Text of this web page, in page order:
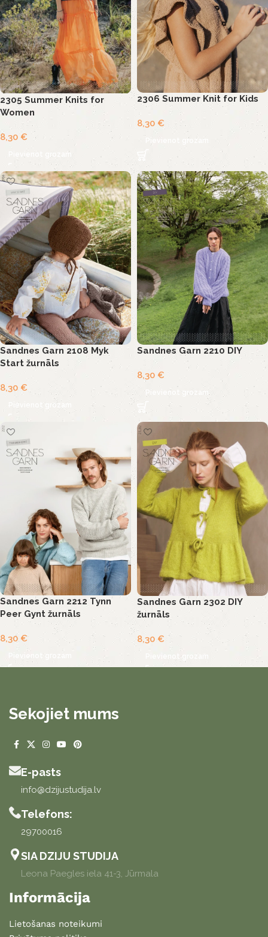
2305 Summer Knits for
Women
8,30 €
Pievienot grozam
2306 Summer Knit for Kids
8,30 €
Pievienot grozam
Sandnes Garn 2108 Myk
Start žurnāls
8,30€
Pievienot grozam
Sandnes Garn 2210 DIY
8,30 €
Pievienot grozam
Sandnes Garn 2212 Tynn
Peer Gynt žurnāls
8,30 €
Pievienot grozam
Sandnes Garn 2302 DIY
žurnāls
8,30€
Pievienot grozam
Sekojiet mums
E-pasts
info@dzijustudija.lv
Telefons:
29700016
SIA DZIJU STUDIJA
Leona Paegles iela 41-3, Jūrmala
Informācija
Lietošanas noteikumi